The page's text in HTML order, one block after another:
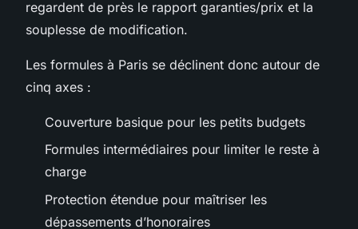
regardent de près le rapport garanties/prix et la
souplesse de modification.
Les formules à Paris se déclinent donc autour de
cinq axes :
Couverture basique pour les petits budgets
Formules intermédiaires pour limiter le reste à
charge
Protection étendue pour maîtriser les
dépassements d’honoraires